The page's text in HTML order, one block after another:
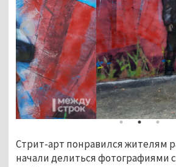
Стрит-арт понравился жителям
начали делиться фотографиями с